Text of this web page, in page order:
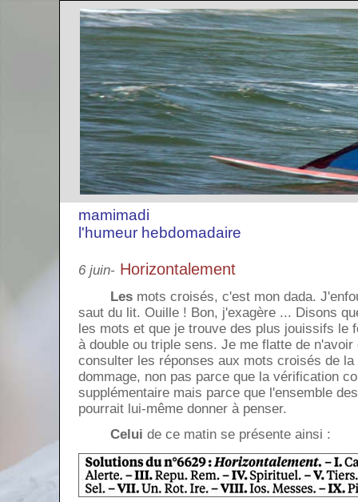
mamimadi
l'humeur hebdomadaire
6 juin- Horizontalement
Les mots croisés, c'est mon dada.
saut du lit. Ouille ! Bon, j'exagère ... Disons
les mots et que je trouve des plus jouissifs le
à double ou triple sens. Je me flatte de
consulter les réponses aux mots croisés de
dommage, non pas parce que la vérification
supplémentaire mais parce que l'ensemble
pourrait lui-même donner à penser.
Celui de ce matin se présente ainsi :